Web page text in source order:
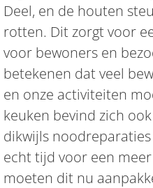
Deel, en de houten
rotten. Dit zorgt voor
voor bewoners en
betekenen dat veel
en onze activiteiten
keuken bevind zich
dikwijls
echt tijd voor een
moeten dit nu